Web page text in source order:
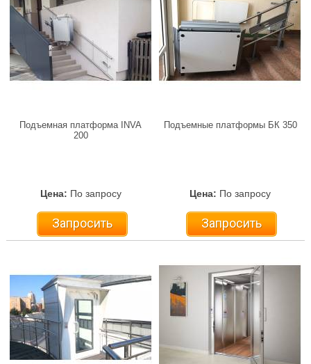
Подъемная платформа INVA
200
Цена: По запросу
Запросить
Подъемные платформы БК 350
Цена: По запросу
Запросить